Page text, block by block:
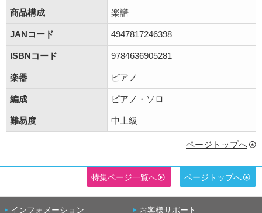
商品構成 楽譜
JANコード 4947817246398
ISBNコード 9784636905281
楽器 ピアノ
編成 ピアノ・ソロ
難易度 中上級
ページトップへ
特集ページ一覧へ ページトップへ
インフォメーション お客様サポート